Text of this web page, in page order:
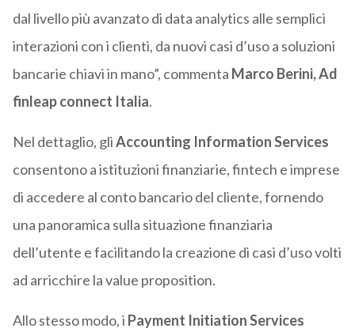
dal livello più avanzato di data analytics alle semplici
interazioni con i clienti, da nuovi casi d’uso a soluzioni
bancarie chiavi in mano”, commenta Marco Berini, Ad
finleap connect Italia.
Nel dettaglio, gliAccounting Information Services
consentono a istituzioni finanziarie, fintech e imprese
di accedere al conto bancario del cliente, fornendo
una panoramica sulla situazione finanziaria
dell’utente e facilitando la creazione di casi d’uso volti
ad arricchire la value proposition.
Allo stesso modo, i Payment Initiation Services